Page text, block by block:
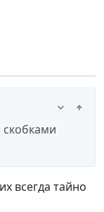
всегда тайно